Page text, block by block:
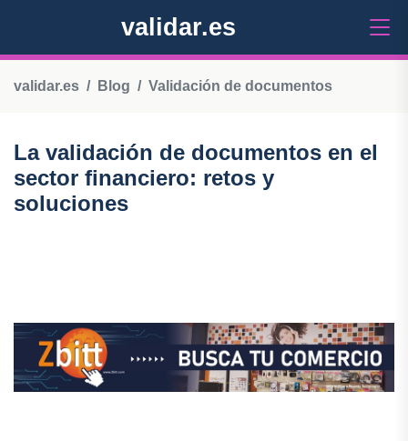
validar.es
validar.es Blog Validación de documentos
La validación de documentos en el
sector financiero: retos y
soluciones